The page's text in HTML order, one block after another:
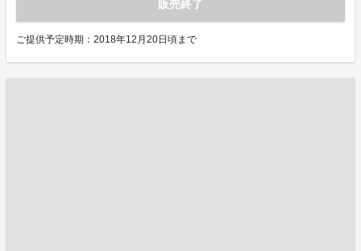
販売終了
ご提供予定時期：2018年12月20日頃まで